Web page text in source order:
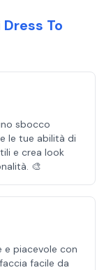
To
sbocco
le tue abilità di
e crea look
🎨
e piacevole con
facile da